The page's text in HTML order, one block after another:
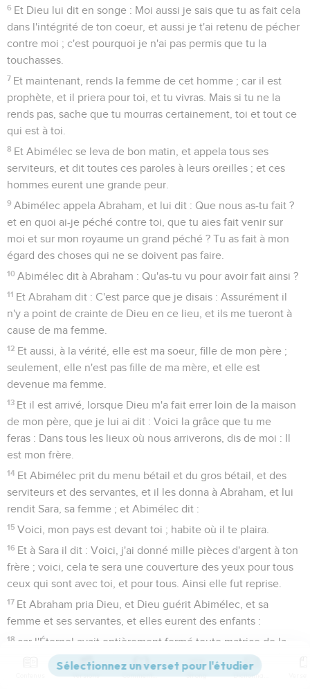
6 Et Dieu lui dit en songe : Moi aussi je sais que tu as fait cela
dans l'intégrité de ton coeur, et aussi je t'ai retenu de pécher
contre moi ; c'est pourquoi je n'ai pas permis que tu la
touchasses.
7 Et maintenant, rends la femme de cet homme ; car il est
prophète, et il priera pour toi, et tu vivras. Mais si tu ne la
rends pas, sache que tu mourras certainement, toi et tout ce
qui est à toi.
8 Et Abimélec se leva de bon matin, et appela tous ses
serviteurs, et dit toutes ces paroles à leurs oreilles ; et ces
hommes eurent une grande peur.
9 Abimélec appela Abraham, et lui dit : Que nous as-tu fait ?
et en quoi ai-je péché contre toi, que tu aies fait venir sur
moi et sur mon royaume un grand péché ? Tu as fait à mon
égard des choses qui ne se doivent pas faire.
10 Abimélec dit à Abraham : Qu'as-tu vu pour avoir fait ainsi ?
11 Et Abraham dit : C'est parce que je disais : Assurément il
n'y a point de crainte de Dieu en ce lieu, et ils me tueront à
cause de ma femme.
12 Et aussi, à la vérité, elle est ma soeur, fille de mon père ;
seulement, elle n'est pas fille de ma mère, et elle est
devenue ma femme.
13 Et il est arrivé, lorsque Dieu m'a fait errer loin de la maison
de mon père, que je lui ai dit : Voici la grâce que tu me
feras : Dans tous les lieux où nous arriverons, dis de moi : Il
est mon frère.
14 Et Abimélec prit du menu bétail et du gros bétail, et des
serviteurs et des servantes, et il les donna à Abraham, et lui
rendit Sara, sa femme ; et Abimélec dit :
15 Voici, mon pays est devant toi ; habite où il te plaira.
16 Et à Sara il dit : Voici, j'ai donné mille pièces d'argent à ton
frère ; voici, cela te sera une couverture des yeux pour tous
ceux qui sont avec toi, et pour tous. Ainsi elle fut reprise.
17 Et Abraham pria Dieu, et Dieu guérit Abimélec, et sa
femme et ses servantes, et elles eurent des enfants :
18 car l'Éternel avait entièrement fermé toute matrice de la
maison d'Abimélec, à cause de Sara, femme d'Abraham.
Versions Commentaires Strong